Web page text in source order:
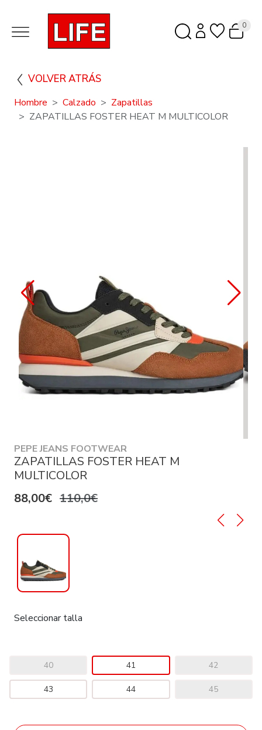
0
VOLVER ATRÁS
Hombre Calzado
Zapatillas
ZAPATILLAS FOSTER HEAT M MULTICOLOR
PEPE JEANS FOOTWEAR
ZAPATILLAS FOSTER HEAT M
MULTICOLOR
88,00€ 110,0€
Seleccionar talla
40 41 42
43 44 45